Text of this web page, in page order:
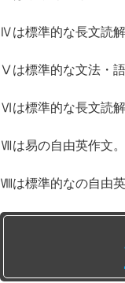
Ⅳは標準的な長文読解
Ⅴは標準的な文法・語
Ⅵは標準的な長文読解
Ⅶは易の自由英作文。
Ⅷは標準的なの自由英